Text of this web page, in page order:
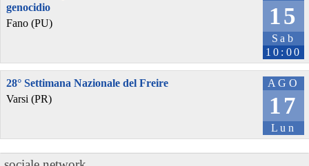
15
Sab
10:00
genocidio
Fano (PU)
AGO
17
Lun
28° Settimana Nazionale del Freire
Varsi (PR)